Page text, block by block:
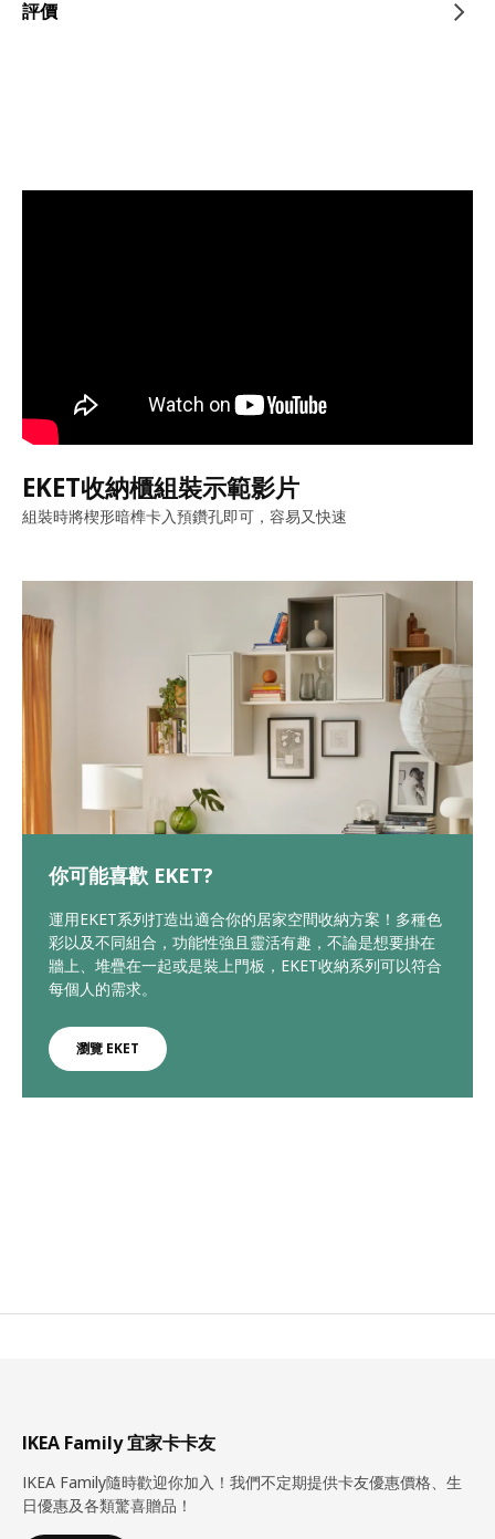
評價
EKET收納櫃組裝示範影片
組裝時將楔形暗榫卡入預鑽孔即可，容易又快速
你可能喜歡 EKET?
運用EKET系列打造出適合你的居家空間收納方案！多種色
彩以及不同組合，功能性強且靈活有趣，不論是想要掛在
牆上、堆疊在一起或是裝上門板，EKET收納系列可以符合
每個人的需求。
瀏覽 EKET
IKEA Family 宜家卡卡友
IKEA Family隨時歡迎你加入！我們不定期提供卡友優惠價格、生
日優惠及各類驚喜贈品！